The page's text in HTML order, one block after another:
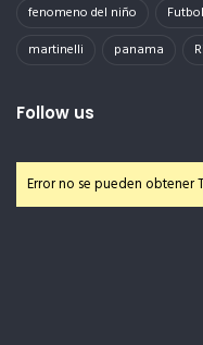
fenomeno del niño
Futbol
martinelli
panama
Follow us
Error no se pueden